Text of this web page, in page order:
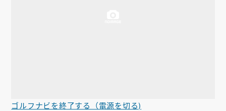
ゴルフナビを終了する（電源を切る)